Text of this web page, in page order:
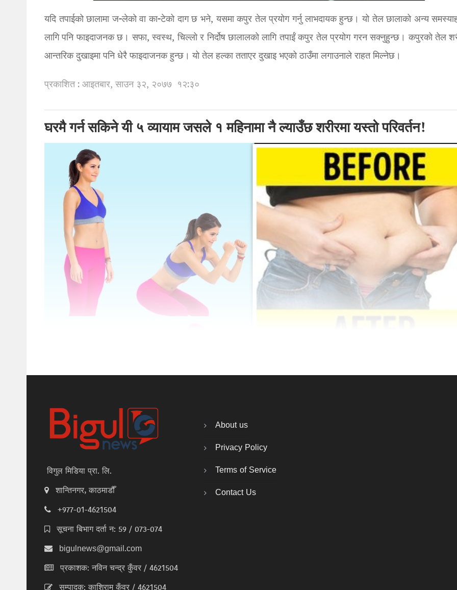
यदि तपाईको छालामा ज-लेको वा का-टेको दाग छ भने, यसमा कपुर तेल प्रयोग गर्नु लाभदायक हुन्छ। यो तेल छालाको अन्य
लागि पनि फाइदाजनक छ। सफा, स्वस्थ, चिल्लो र निर्दोष छालालको लागि तपाईं कपुर तेल प्रयोग गरन सक्नुहुन्छ। कपुरको तेल
आन्तरिक दुखाइमा पनि धेरै फाइदाजनक हुन्छ। यो तेल हल्का तताएर दुखाइ भएको ठाउँमा लगाउनाले राहत मिल्नेछ।
प्रकाशित : आइतबार, साउन ३२, २०७७ १२:३०
घरमै गर्न सकिने यी ५ व्यायाम जसले १ महिनामा नै ल्याउँछ शरीरमा यस्तो परिवर्तन!
विगुल मिडिया प्रा. लि.
शान्तिनगर, काठमाडौँ
+977-01-4621504
सूचना बिभाग दर्ता न: 59 / 073-074
bigulnews@gmail.com
प्रकाशक: नविन चन्द्र कुँवर / 4621504
About us
Privacy Policy
Terms of Service
Contact Us